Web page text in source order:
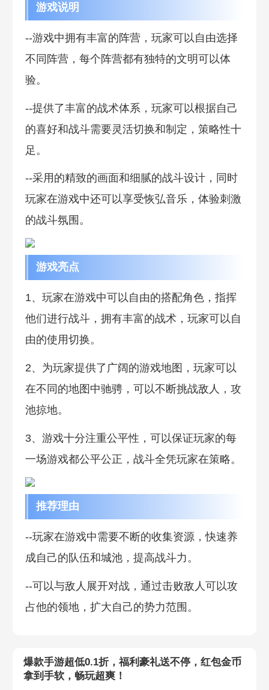
游戏说明
--游戏中拥有丰富的阵营，玩家可以自由选择
不同阵营，每个阵营都有独特的文明可以体
验。
--提供了丰富的战术体系，玩家可以根据自己
的喜好和战斗需要灵活切换和制定，策略性十
足。
--采用的精致的画面和细腻的战斗设计，同时
玩家在游戏中还可以享受恢弘音乐，体验刺激
的战斗氛围。
游戏亮点
1、玩家在游戏中可以自由的搭配角色，指挥
他们进行战斗，拥有丰富的战术，玩家可以自
由的使用切换。
2、为玩家提供了广阔的游戏地图，玩家可以
在不同的地图中驰骋，可以不断挑战敌人，攻
池掠地。
3、游戏十分注重公平性，可以保证玩家的每
一场游戏都公平公正，战斗全凭玩家在策略。
推荐理由
--玩家在游戏中需要不断的收集资源，快速养
成自己的队伍和城池，提高战斗力。
--可以与敌人展开对战，通过击败敌人可以攻
占他的领地，扩大自己的势力范围。
爆款手游超低0.1折，福利豪礼送不停，红包金币
拿到手软，畅玩超爽！